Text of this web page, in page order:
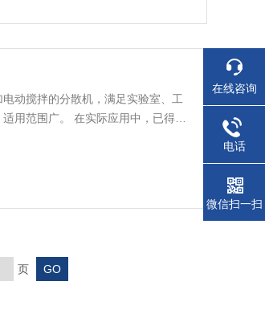
动搅拌的分散机，满足实验室、工
用范围广。 在实际应用中，已得到
页
在线咨询
电话
微信扫一扫